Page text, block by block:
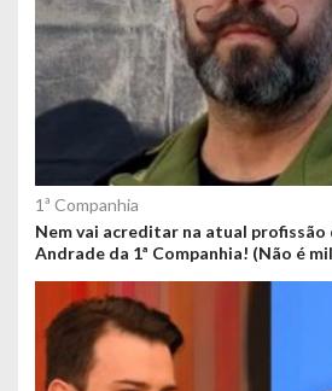
1ª Companhia
Nem vai acreditar na atual
Andrade da 1ª Companhia! (Não é